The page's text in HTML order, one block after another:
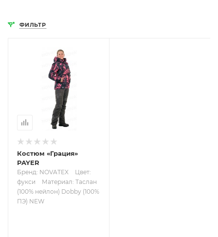
ФИЛЬТР
Костюм «Грация»
PAYER
Бренд: NOVATEX
Цвет:
фукси
Материал: Таслан
(100% нейлон) Dobby (100%
ПЭ) NEW